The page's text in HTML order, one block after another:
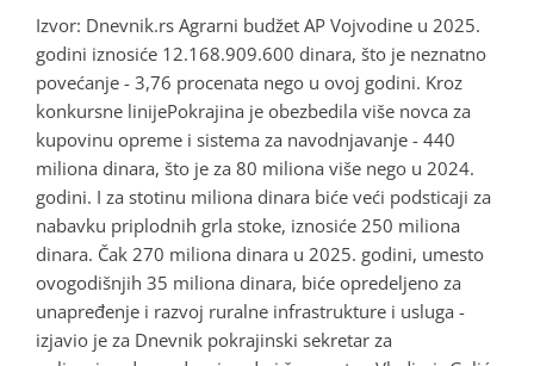
Izvor: Dnevnik.rs Agrarni budžet AP Vojvodine u 2025.
godini iznosiće 12.168.909.600 dinara, što je neznatno
povećanje - 3,76 procenata nego u ovoj godini. Kroz
konkursne linijePokrajina je obezbedila više novca za
kupovinu opreme i sistema za navodnjavanje - 440
miliona dinara, što je za 80 miliona više nego u 2024.
godini. I za stotinu miliona dinara biće veći podsticaji za
nabavku priplodnih grla stoke, iznosiće 250 miliona
dinara. Čak 270 miliona dinara u 2025. godini, umesto
ovogodišnjih 35 miliona dinara, biće opredeljeno za
unapređenje i razvoj ruralne infrastrukture i usluga -
izjavio je za Dnevnik pokrajinski sekretar za